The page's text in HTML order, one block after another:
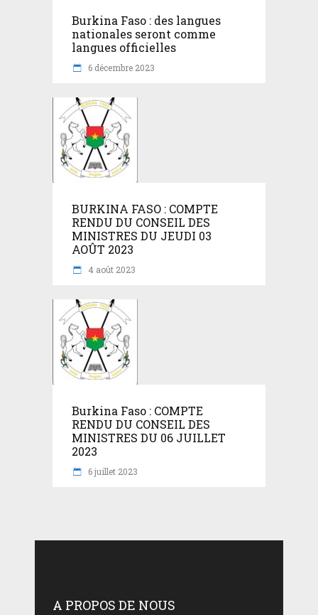
Burkina Faso : des langues
nationales seront comme
langues officielles
6 décembre 2023
BURKINA FASO : COMPTE
RENDU DU CONSEIL DES
MINISTRES DU JEUDI 03
AOÛT 2023
4 août 2023
Burkina Faso : COMPTE
RENDU DU CONSEIL DES
MINISTRES DU 06 JUILLET
2023
6 juillet 2023
A PROPOS DE NOUS